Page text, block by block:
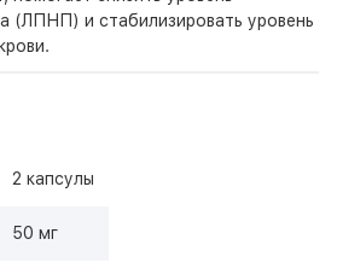
(ЛПНП) и стабилизировать уровень
2 капсулы
50 мг